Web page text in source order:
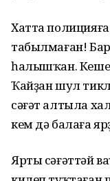
Хатта
табылмаған!
һалышҡан.
Ҡайҙан шул
сәғәт алтыла
кем дә балаға
Ярты сәғәттәй